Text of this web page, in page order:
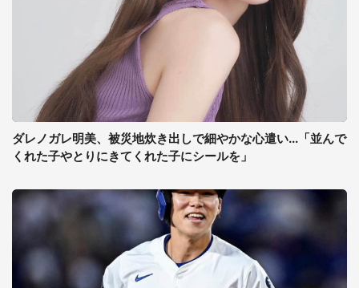
ダレノガレ明美、被災地炊き出しで細やかな心遣い...「並んで
くれた子やとりにきてくれた子にシールを」